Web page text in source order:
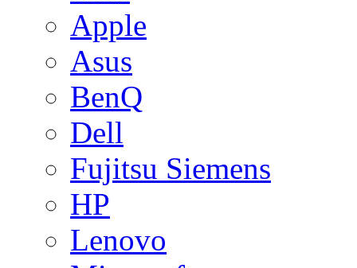
Apple
Asus
BenQ
Dell
Fujitsu Siemens
HP
Lenovo